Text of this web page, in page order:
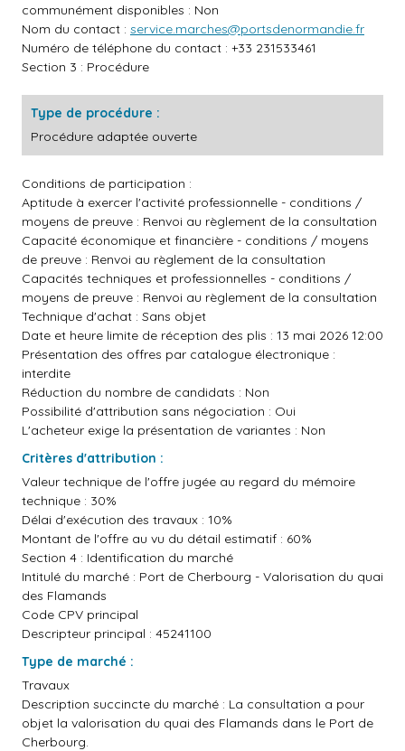
communément disponibles : Non
Nom du contact : service.marches@portsdenormandie.fr
Numéro de téléphone du contact : +33 231533461
Section 3 : Procédure
Type de procédure :
Procédure adaptée ouverte
Conditions de participation :
Aptitude à exercer l'activité professionnelle - conditions /
moyens de preuve : Renvoi au règlement de la consultation
Capacité économique et financière - conditions / moyens
de preuve : Renvoi au règlement de la consultation
Capacités techniques et professionnelles - conditions /
moyens de preuve : Renvoi au règlement de la consultation
Technique d'achat : Sans objet
Date et heure limite de réception des plis : 13 mai 2026 12:00
Présentation des offres par catalogue électronique :
interdite
Réduction du nombre de candidats : Non
Possibilité d'attribution sans négociation : Oui
L'acheteur exige la présentation de variantes : Non
Critères d'attribution :
Valeur technique de l'offre jugée au regard du mémoire
technique : 30%
Délai d'exécution des travaux : 10%
Montant de l'offre au vu du détail estimatif : 60%
Section 4 : Identification du marché
Intitulé du marché : Port de Cherbourg - Valorisation du quai
des Flamands
Code CPV principal
Descripteur principal : 45241100
Type de marché :
Travaux
Description succincte du marché : La consultation a pour
objet la valorisation du quai des Flamands dans le Port de
Cherbourg.